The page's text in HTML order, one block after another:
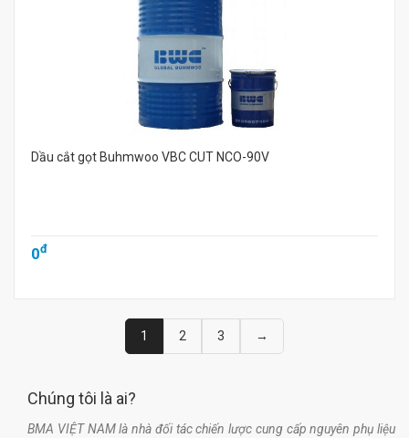
Dầu cắt gọt Buhmwoo VBC CUT NCO-90V
0đ
1 2 3 →
Chúng tôi là ai?
BMA VIỆT NAM là nhà đối tác chiến lược cung cấp nguyên phụ liệu